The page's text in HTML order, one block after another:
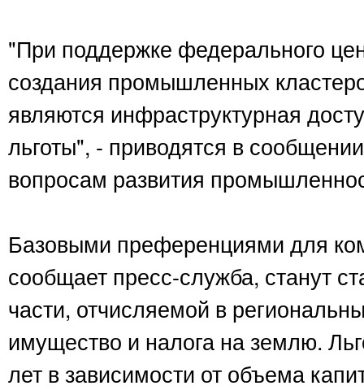
"При поддержке федерального
создания промышленных
являются инфраструктурная
льготы", - приводятся в
вопросам развития
Базовыми преференциями для
сообщает пресс-служба, станут
части, отчисляемой в
имущество и налога на землю.
лет в зависимости от объема